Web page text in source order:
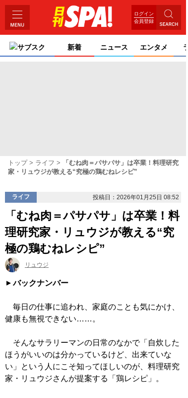
ログイン
会員登録
サブスク 新着 ニュース エンタメ
トップ ライフ
「むね肉＝パサパサ」は卒業！料理研究
家・リュウジが教える“究極の鶏むねレシピ”
ライフ 投稿日：2026年01月25日 08:52
「むね肉＝パサパサ」は卒業！料
理研究家・リュウジが教える“究
極の鶏むねレシピ”
リュウジ
バックナンバー
毎日の仕事に追われ、家庭のことも気にかけ、
健康も無視できない……。
そんなサラリーマンの日常のなかで「自炊した
ほうがいいのは分かっているけど、出来ていな
い」という人にこそ知ってほしいのが、料理研究
家・リュウジさんが提案する「鶏レシピ」。